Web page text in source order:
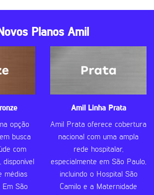
Novos Planos Amil
opção
busca
com
médias
Em São
Amil Linha Prata
Amil Prata oferece cobertura
nacional com uma ampla
rede hospitalar,
especialmente em São Paulo,
incluindo o Hospital São
Camilo e a Maternidade